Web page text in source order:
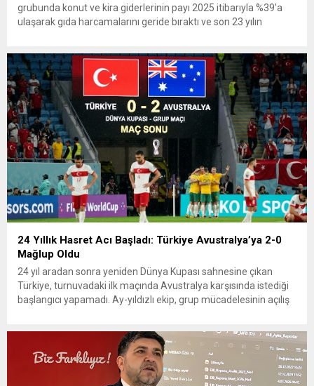
grubunda konut ve kira giderlerinin payı 2025 itibarıyla %39’a
ulaşarak gıda harcamalarını geride bıraktı ve son 23 yılın
24 Yıllık Hasret Acı Başladı: Türkiye Avustralya’ya 2-0
Mağlup Oldu
24 yıl aradan sonra yeniden Dünya Kupası sahnesine çıkan
Türkiye, turnuvadaki ilk maçında Avustralya karşısında istediği
başlangıcı yapamadı. Ay-yıldızlı ekip, grup mücadelesinin açılış
itibaren iki takım da kontrollü bir oyun sergilerken, Avustralya
özellikle hızlı hücumlarla etkili olmaya...